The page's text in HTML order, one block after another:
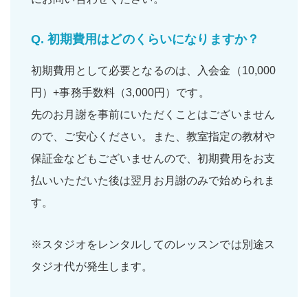
Q. 初期費用はどのくらいになりますか？
初期費用として必要となるのは、入会金（10,000
円）+事務手数料（3,000円）です。
先のお月謝を事前にいただくことはございません
ので、ご安心ください。また、教室指定の教材や
保証金などもございませんので、初期費用をお支
払いいただいた後は翌月お月謝のみで始められま
す。
※スタジオをレンタルしてのレッスンでは別途ス
タジオ代が発生します。